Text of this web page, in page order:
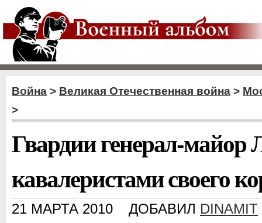
Война > Великая Отечественная война >
>
Гвардии генерал-майор
кавалеристами своего
21 МАРТА 2010 ДОБАВИЛ DINAMIT